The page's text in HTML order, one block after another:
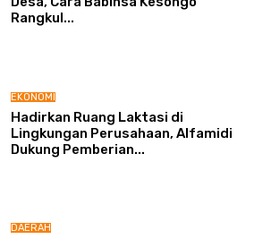
Rangkul...
EKONOMI
Hadirkan Ruang Laktasi di
Lingkungan Perusahaan, Alfamidi
Dukung Pemberian...
DAERAH